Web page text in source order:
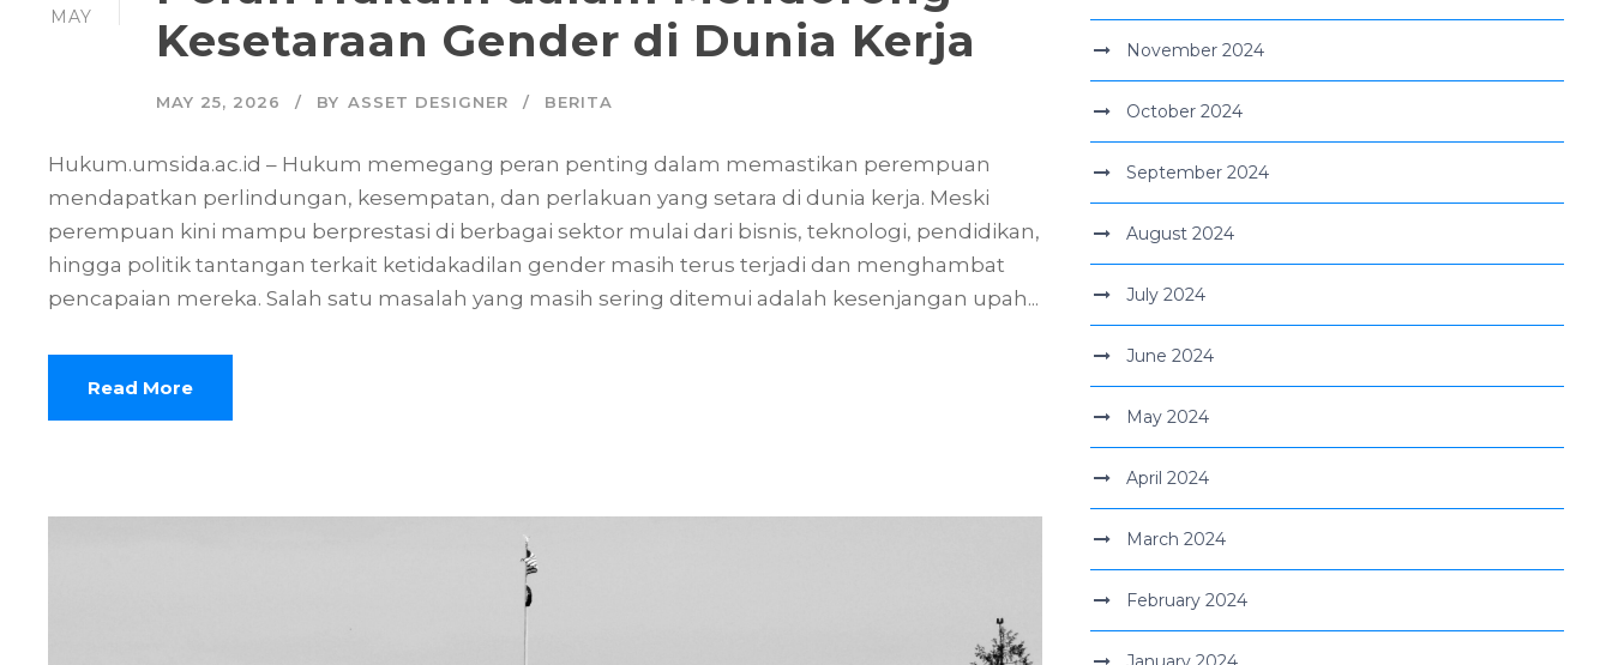
MAY
Kesetaraan Gender di Dunia Kerja
MAY 25, 2026 BY ASSET DESIGNER BERITA
Hukum.umsida.ac.id – Hukum memegang peran penting dalam memastikan perempuan
mendapatkan perlindungan, kesempatan, dan perlakuan yang setara di dunia kerja. Meski
perempuan kini mampu berprestasi di berbagai sektor mulai dari bisnis, teknologi, pendidikan,
hingga politik tantangan terkait ketidakadilan gender masih terus terjadi dan menghambat
pencapaian mereka. Salah satu masalah yang masih sering ditemui adalah kesenjangan upah...
Read More
November 2024
October 2024
September 2024
August 2024
July 2024
June 2024
May 2024
April 2024
March 2024
February 2024